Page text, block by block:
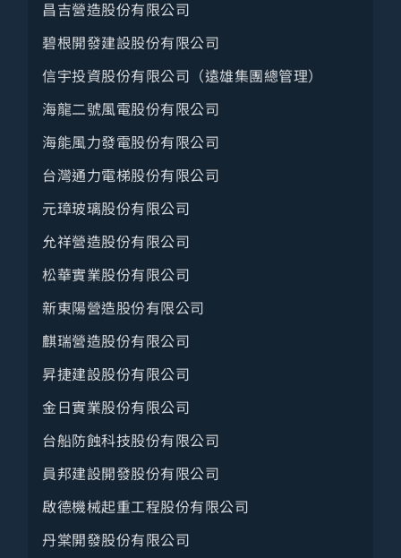
傳播出版
金融保險
人力仲介
醫療社福
醫藥妝生技
公共機關
教育服務
其他服務
職業團體
昌吉營造股份有限公司
碧根開發建設股份有限公司
信宇投資股份有限公司（遠雄集團總管理）
海龍二號風電股份有限公司
海能風力發電股份有限公司
台灣通力電梯股份有限公司
元璋玻璃股份有限公司
允祥營造股份有限公司
松華實業股份有限公司
新東陽營造股份有限公司
麒瑞營造股份有限公司
昇捷建設股份有限公司
金日實業股份有限公司
台船防蝕科技股份有限公司
員邦建設開發股份有限公司
啟德機械起重工程股份有限公司
丹棠開發股份有限公司